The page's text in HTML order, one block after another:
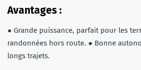
Avantages :
● Grande puissance, parfait pour les
randonnées hors route. ● Bonne
longs trajets.